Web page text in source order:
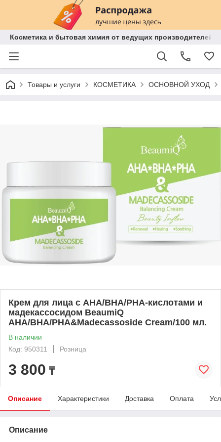
Косметика и бытовая химия от ведущих производителей
Товары и услуги КОСМЕТИКА ОСНОВНОЙ УХОД
Крем для лица с AHA/BHA/PHA-кислотами и
мадекассосидом BeaumiQ
AHA/BHA/PHA&Madecassoside Cream/100 мл.
В наличии
Код: 950311
Розница
3 800 ₸
Описание Характеристики Доставка Оплата
Описание